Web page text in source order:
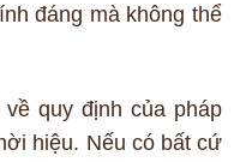
đáng mà không thể
quy định của pháp
hiệu. Nếu có bất cứ